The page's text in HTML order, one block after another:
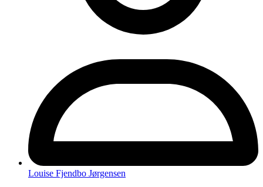
Louise Fjendbo Jørgensen